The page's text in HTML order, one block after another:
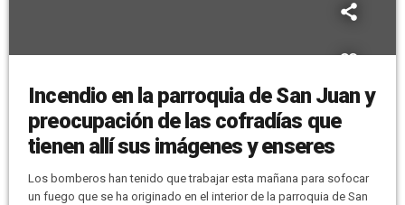
Incendio en la parroquia de San Juan y
preocupación de las cofradías que
tienen allí sus imágenes y enseres
Los bomberos han tenido que trabajar esta mañana para sofocar
un fuego que se ha originado en el interior de la parroquia de San